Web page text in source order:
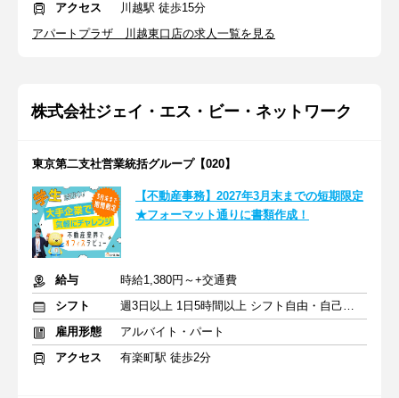
アクセス
川越駅 徒歩15分
アパートプラザ 川越東口店の求人一覧を見る
株式会社ジェイ・エス・ビー・ネットワーク
東京第二支社営業統括グループ【020】
【不動産事務】2027年3月末までの短期限定
★フォーマット通りに書類作成！
給与
時給1,380円～+交通費
シフト
週3日以上 1日5時間以上 シフト自由・自己申告
雇用形態
アルバイト・パート
アクセス
有楽町駅 徒歩2分